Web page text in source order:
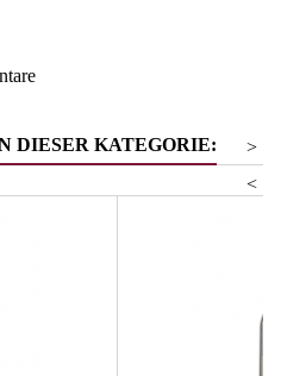
DIESER KATEGORIE:
>
<